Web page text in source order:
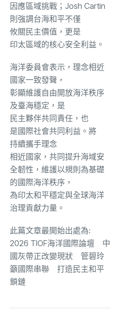
因應區域挑戰 ； Josh Cartin
則強調台海和平不僅
攸關民主價值， 更是
印太區域的核心安全利益 。
海洋委員會表示，理念相近
國家一致發聲，
彰顯維護自由開放海洋秩序
及臺海穩定，是
民主夥伴共同責任，也
是國際社會共同利益 。 將
持續攜手理念
相近國家，共同提升海域安
全韌性，維護以規則為基礎
的國際海洋秩序，
為印太和平穩定與全球海洋
治理貢獻力量。
此篇文章最開始出處為:
2026 TIOF海洋國際論壇 中
國灰帶正改變現狀 管碧玲
籲國際串聯 打造民主和平
鎖鏈